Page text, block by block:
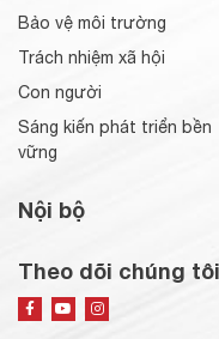
Bảo vệ môi trường
Trách nhiệm xã hội
Con người
Sáng kiến phát triển bền
vững
Nội bộ
Theo dõi chúng tôi